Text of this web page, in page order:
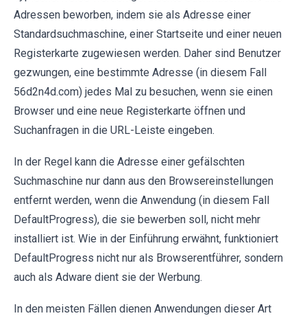
Adressen beworben, indem sie als Adresse einer
Standardsuchmaschine, einer Startseite und einer neuen
Registerkarte zugewiesen werden. Daher sind Benutzer
gezwungen, eine bestimmte Adresse (in diesem Fall
56d2n4d.com) jedes Mal zu besuchen, wenn sie einen
Browser und eine neue Registerkarte öffnen und
Suchanfragen in die URL-Leiste eingeben.
In der Regel kann die Adresse einer gefälschten
Suchmaschine nur dann aus den Browsereinstellungen
entfernt werden, wenn die Anwendung (in diesem Fall
DefaultProgress), die sie bewerben soll, nicht mehr
installiert ist. Wie in der Einführung erwähnt, funktioniert
DefaultProgress nicht nur als Browserentführer, sondern
auch als Adware dient sie der Werbung.
In den meisten Fällen dienen Anwendungen dieser Art